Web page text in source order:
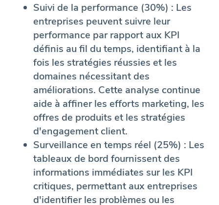
Suivi de la performance (30%) : Les
entreprises peuvent suivre leur
performance par rapport aux KPI
définis au fil du temps, identifiant à la
fois les stratégies réussies et les
domaines nécessitant des
améliorations. Cette analyse continue
aide à affiner les efforts marketing, les
offres de produits et les stratégies
d'engagement client.
Surveillance en temps réel (25%) : Les
tableaux de bord fournissent des
informations immédiates sur les KPI
critiques, permettant aux entreprises
d'identifier les problèmes ou les